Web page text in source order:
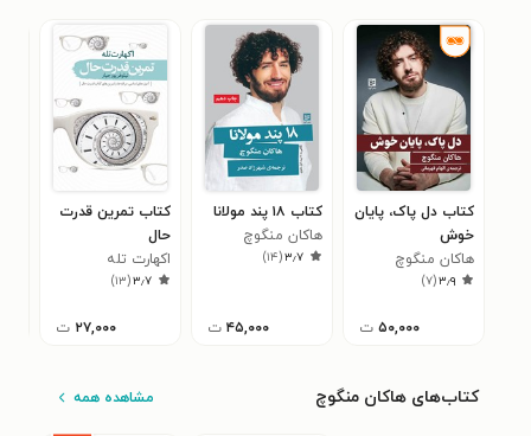
کتاب دل پاک، پایان
خوش
هاکان منگوچ
۳٫۹(۷)
۵۰,۰۰۰ ت
کتاب ۱۸ پند مولانا
هاکان منگوچ
۳٫۷(۱۴)
۴۵,۰۰۰ ت
کتاب تمرین قدرت
حال
اکهارت تله
۳٫۷(۱۳)
۲۷,۰۰۰ ت
کتاب‌های هاکان منگوچ مشاهده همه